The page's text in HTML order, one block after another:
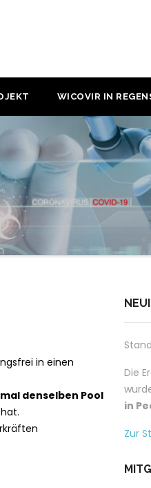
WICOVIR IN
in einen
denselben Pool
Die
in
Zur